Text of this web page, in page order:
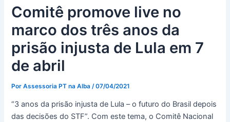
Comitê promove live no
marco dos três anos da
prisão injusta de Lula em 7
de abril
PorAssessoria PT na Alba/07/04/2021
“3 anos da prisão injusta de Lula – o futuro do Brasil depois
das decisões do STF”. Com este tema, o Comitê Nacional